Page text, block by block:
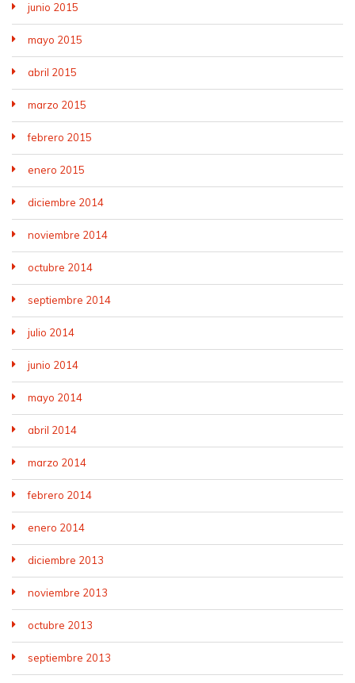
junio 2015
mayo 2015
abril 2015
marzo 2015
febrero 2015
enero 2015
diciembre 2014
noviembre 2014
octubre 2014
septiembre 2014
julio 2014
junio 2014
mayo 2014
abril 2014
marzo 2014
febrero 2014
enero 2014
diciembre 2013
noviembre 2013
octubre 2013
septiembre 2013